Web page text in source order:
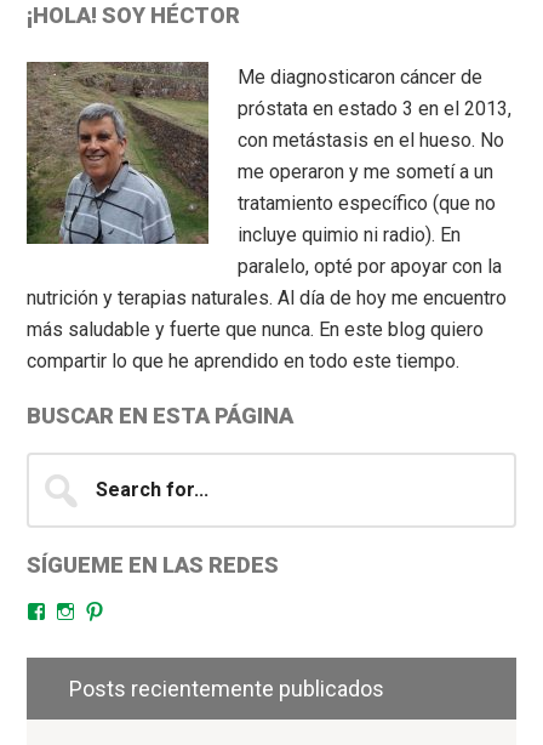
Primary
Sidebar
¡HOLA! SOY HÉCTOR
Me diagnosticaron cáncer de
próstata en estado 3 en el 2013,
con metástasis en el hueso. No
me operaron y me sometí a un
tratamiento específico (que no
incluye quimio ni radio). En
paralelo, opté por apoyar con la
nutrición y terapias naturales. Al día de hoy me encuentro
más saludable y fuerte que nunca. En este blog quiero
compartir lo que he aprendido en todo este tiempo.
BUSCAR EN ESTA PÁGINA
for...
SÍGUEME EN LAS REDES
FacebookInstagram
Posts recientemente publicados